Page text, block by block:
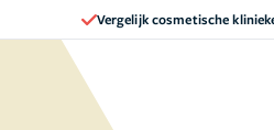
Vergelijk cosmetische